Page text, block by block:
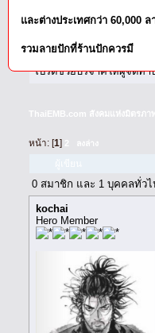
ห้ามจำหน่
ไม่ว่าจะเป็นทางหน้า
หากท่านถูกในในผลงาน ห
โปรดช่วยบริจาคให้ผู้จัดทำ
ThaiEMB.com สังคมแห่งมิตรภา
หน้า: [1] 2 ลงล่าง
0 สมาชิก และ 1 บุคคลทั่ว
kochai
Hero Member
และต่างประเทศกว่า 60,000 ล
รวมลายปักที่ร้านปักควรมี